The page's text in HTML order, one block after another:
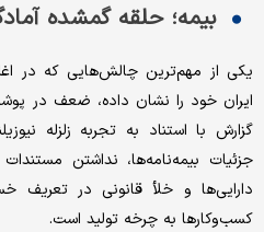
بیمه؛ حلقه گمشده
یکی از مهم‌ترین چالش‌هایی که در
ایران خود را نشان داده، ضعف در
گزارش با استناد به تجربه زلزله
جزئیات بیمه‌نامه‌ها، نداشتن
دارایی‌ها و خلأ قانونی در تعریف
کسب‌وکارها به چرخه تولید است.